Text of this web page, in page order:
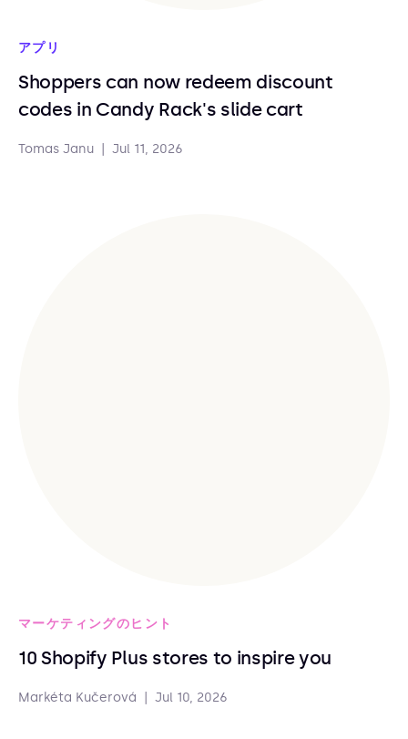
アプリ
Shoppers can now redeem discount
codes in Candy Rack's slide cart
Tomas Janu Jul 11, 2026
マーケティングのヒント
10 Shopify Plus stores to inspire you
Markéta Kučerová Jul 10, 2026